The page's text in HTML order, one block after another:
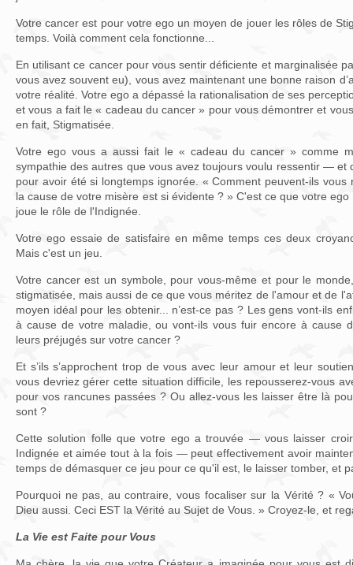
Votre cancer est pour votre ego un moyen de jouer les rôles de
temps. Voilà comment cela fonctionne...
En utilisant ce cancer pour vous sentir déficiente et marginalisée
vous avez souvent eu), vous avez maintenant une bonne raison
votre réalité. Votre ego a dépassé la rationalisation de ses
et vous a fait le « cadeau du cancer » pour vous démontrer et
en fait, Stigmatisée.
Votre ego vous a aussi fait le « cadeau du cancer » comme
sympathie des autres que vous avez toujours voulu ressentir — et
pour avoir été si longtemps ignorée. « Comment peuvent-ils vous
la cause de votre misère est si évidente ? » C'est ce que votre
joue le rôle de l'Indignée.
Votre ego essaie de satisfaire en même temps ces deux
Mais c'est un jeu.
Votre cancer est un symbole, pour vous-même et pour le
stigmatisée, mais aussi de ce que vous méritez de l'amour et de
moyen idéal pour les obtenir... n’est-ce pas ? Les gens vont-ils
à cause de votre maladie, ou vont-ils vous fuir encore à cause
leurs préjugés sur votre cancer ?
Et s’ils s’approchent trop de vous avec leur amour et leur
vous devriez gérer cette situation difficile, les repousserez-vous
pour vos rancunes passées ? Ou allez-vous les laisser être là
sont ?
Cette solution folle que votre ego a trouvée — vous laisser
Indignée et aimée tout à la fois — peut effectivement avoir
temps de démasquer ce jeu pour ce qu'il est, le laisser tomber, et
Pourquoi ne pas, au contraire, vous focaliser sur la Vérité ? «
Dieu aussi. Ceci EST la Vérité au Sujet de Vous. » Croyez-le, et
La Vie est Faite pour Vous